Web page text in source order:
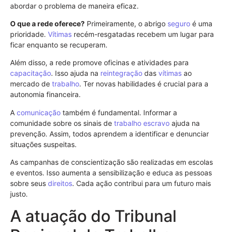
abordar o problema de maneira eficaz.
O que a rede oferece? Primeiramente, o abrigo seguro é uma
prioridade. Vítimas recém-resgatadas recebem um lugar para
ficar enquanto se recuperam.
Além disso, a rede promove oficinas e atividades para
capacitação. Isso ajuda na reintegração das vítimas ao
mercado de trabalho. Ter novas habilidades é crucial para a
autonomia financeira.
A comunicação também é fundamental. Informar a
comunidade sobre os sinais de trabalho escravo ajuda na
prevenção. Assim, todos aprendem a identificar e denunciar
situações suspeitas.
As campanhas de conscientização são realizadas em escolas
e eventos. Isso aumenta a sensibilização e educa as pessoas
sobre seus direitos. Cada ação contribui para um futuro mais
justo.
A atuação do Tribunal